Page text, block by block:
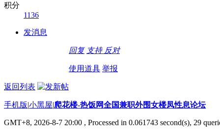
积分
1136
发消息
回复 支持 反对
使用道具 举报
返回列表
手机版|小黑屋|爬花楼-热饭网全国兼职外围女楼凤性息论坛
GMT+8, 2026-8-7 20:00 , Processed in 0.061743 second(s), 29